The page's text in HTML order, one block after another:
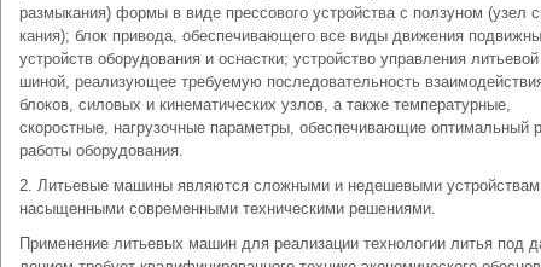
размыкания) формы в виде прессо­вого устройства с ползуном (узел
кания); блок привода, обеспечиваю­щего все виды движения
устройств оборудования и оснастки; устройство управления
шиной, реализующее требуемую после­довательность
блоков, силовых и кинематических узлов, а так­же температурные,
скоростные, нагру­зочные параметры, обеспечивающие оптимальный
работы оборудо­вания.
2. Литьевые машины являются сложными и недешевыми
насыщенными современными тех­ническими решениями.
Применение литьевых машин для реализации технологии литья под